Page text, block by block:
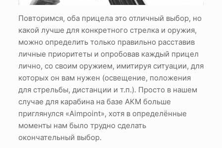
Повторимся, оба прицела это отличный выбор, но
какой лучше для конкретного стрелка и оружия,
можно определить только правильно расставив
личные приоритеты и опробовав каждый прицел
лично, со своим оружием, имитируя ситуации, для
которых он вам нужен (освещение, положения
для стрельбы, дистанции и т.п.). Просто в нашем
случае для карабина на базе АКМ больше
приглянулся «Aimpoint», хотя в определённые
моменты нам было трудно сделать
окончательный выбор.